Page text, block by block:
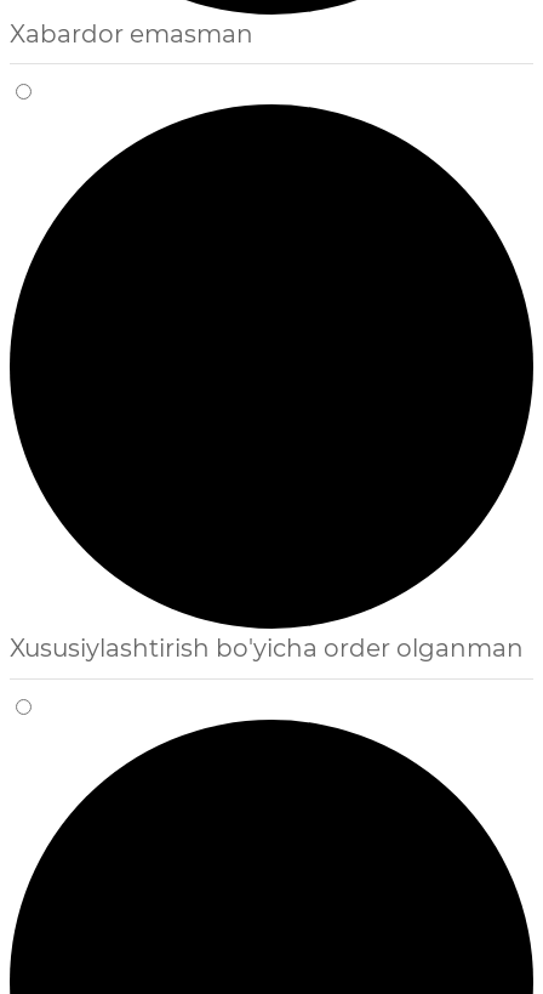
Xabardor emasman
Xususiylashtirish bo'yicha order olganman